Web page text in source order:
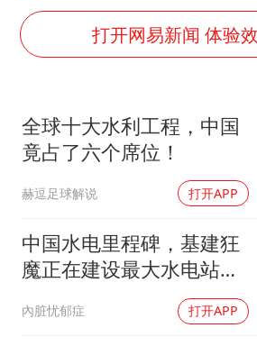
刘浩存百花奖
习近平心系
打开网易新闻 体验
全球十大水利工程，中国
竟占了六个席位！
赫逗足球解说 打开APP
中国水电里程碑，基建狂
魔正在建设最大水电站，
內脏忧郁症 打开APP